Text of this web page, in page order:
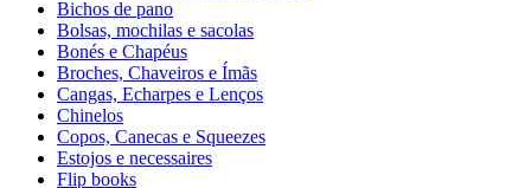
Bichos de pano
Bolsas, mochilas e sacolas
Bonés e Chapéus
Broches, Chaveiros e Ímãs
Cangas, Echarpes e Lenços
Chinelos
Copos, Canecas e Squeezes
Estojos e necessaires
Flip books